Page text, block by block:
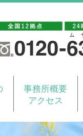
事務所概要
アクセス